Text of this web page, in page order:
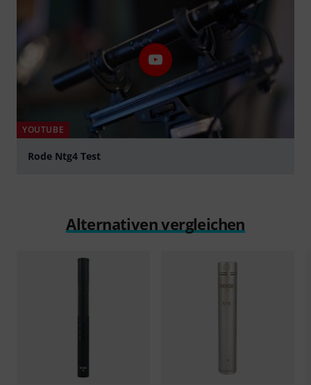
YOUTUBE
Rode Ntg4 Test
Alternativen vergleichen